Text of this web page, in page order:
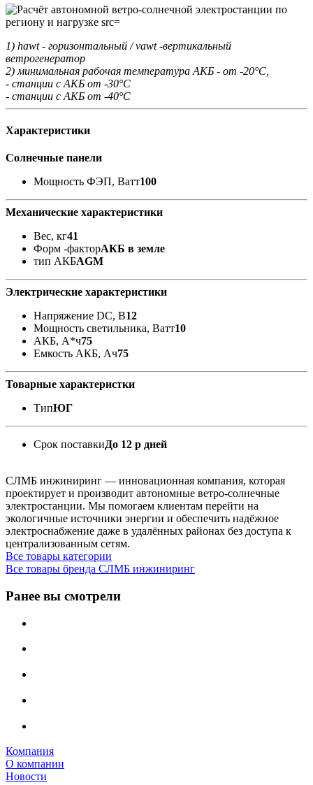
1) hawt - горизонтальный / vawt -вертикальный
ветрогенератор
2) минимальная рабочая температура АКБ - от -20°С,
- станции с АКБ от -30°С
- станции с АКБ от -40°С
Характеристики
Солнечные панели
Мощность ФЭП, Ватт100
Механические характеристики
Вес, кг41
Форм -факторАКБ в земле
тип АКБAGM
Электрические характеристики
Напряжение DC, В12
Мощность светильника, Ватт10
АКБ, А*ч75
Емкость АКБ, Ач75
Товарные характеристки
ТипЮГ
Срок поставкиДо 12 р дней
СЛМБ инжиниринг — инновационная компания, которая
проектирует и производит автономные ветро‑солнечные
электростанции. Мы помогаем клиентам перейти на
экологичные источники энергии и обеспечить надёжное
электроснабжение даже в удалённых районах без доступа к
централизованным сетям.
Все товары категории
Все товары бренда СЛМБ инжиниринг
Ранее вы смотрели
Компания
О компании
Новости